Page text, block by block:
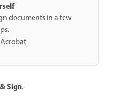
documents in a few
Sign.